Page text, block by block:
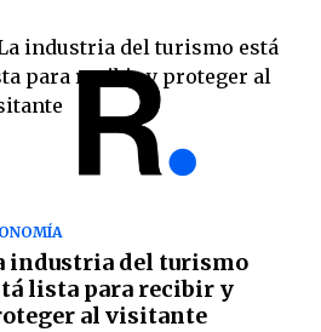
industria del turismo
lista para recibir y
al visitante